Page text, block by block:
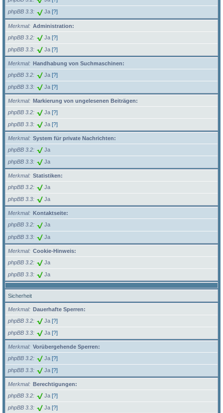
phpBB 3.3 Ja [?]
Merkmal
Administration:
phpBB 3.2
Ja [?]
phpBB 3.3 Ja [?]
Merkmal
Handhabung von Suchmaschinen:
phpBB 3.2
Ja [?]
phpBB 3.3 Ja [?]
Merkmal
Markierung von ungelesenen Beiträgen:
phpBB 3.2
Ja [?]
phpBB 3.3 Ja [?]
Merkmal
System für private Nachrichten:
phpBB 3.2
Ja
phpBB 3.3 Ja
Merkmal
Statistiken:
phpBB 3.2
Ja
phpBB 3.3 Ja
Merkmal
Kontaktseite:
phpBB 3.2
Ja
phpBB 3.3 Ja
Merkmal
Cookie-Hinweis:
phpBB 3.2
Ja
phpBB 3.3 Ja
Sicherheit
Merkmal
Dauerhafte Sperren:
phpBB 3.2
Ja [?]
phpBB 3.3 Ja [?]
Merkmal
Vorübergehende Sperren:
phpBB 3.2
Ja [?]
phpBB 3.3 Ja [?]
Merkmal
Berechtigungen:
phpBB 3.2
Ja [?]
phpBB 3.3 Ja [?]